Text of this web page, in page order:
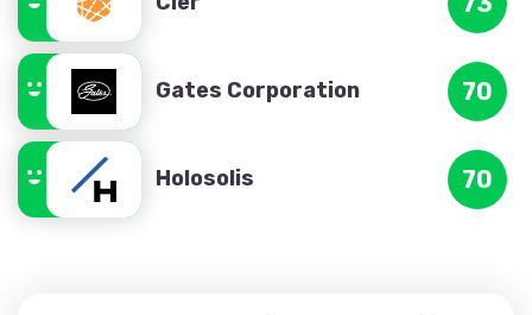
Gates Corporation 70
Holosolis 70